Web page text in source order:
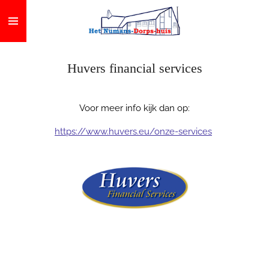
direct
naar
Huvers financial services
Voor meer info kijk dan op:
https://www.huvers.eu/onze-services